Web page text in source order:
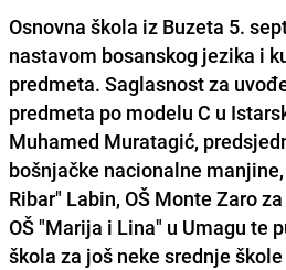
Osnovna škola iz Buzeta 5.
nastavom bosanskog jezika i
predmeta. Saglasnost za
predmeta po modelu C u
Muhamed Muratagić,
bošnjačke nacionalne
Ribar" Labin, OŠ Monte Zaro
OŠ "Marija i Lina" u Umagu te
škola za još neke srednje